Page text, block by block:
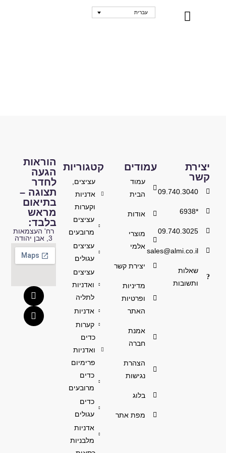
עברית
הוראות
הגעה
לחדר
תצוגה –
בתיאום
מראש
בלבד:
רח' העצמאות
3, אבן יהודה
קטגוריות
עציצים,
אדניות
וקערות
עציצים
מרובעים
עציצים
עגולים
עציצים
ואדניות
לתליה
אדניות
קערות
כדים
ואדניות
פרימיום
כדים
מרובעים
כדים
עגולים
אדניות
מלבניות
עמודים
עמוד
הבית
אודות
מוצרי
אלמי
יצירת קשר
מדיניות
ופרטיות
האתר
אמנת
חברה
הצהרת
נגישות
בלוג
מפת אתר
יצירת
קשר
09.740.3040
*6938
09.740.3025
sales@almi.co.il
שאלות
ותשובות